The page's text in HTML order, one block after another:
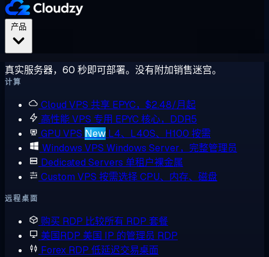
真实服务器，60 秒即可部署。没有附加销售迷宫。
计算
Cloud VPS 共享 EPYC，$2.48/月起
高性能 VPS 专用 EPYC 核心，DDR5
GPU VPS New L4、L40S、H100 按需
Windows VPS Windows Server，完整管理员
Dedicated Servers 单租户裸金属
Custom VPS 按需选择 CPU、内存、磁盘
远程桌面
购买 RDP 比较所有 RDP 套餐
美国RDP 美国 IP 的管理员 RDP
Forex RDP 低延迟交易桌面